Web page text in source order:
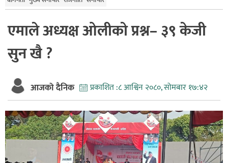
एमाले अध्यक्ष ओलीको प्रश्न– ३९ केजी
सुन खै ?
आजको दैनिक प्रकाशित :८ आश्विन २०८०, सोमबार १७:४२